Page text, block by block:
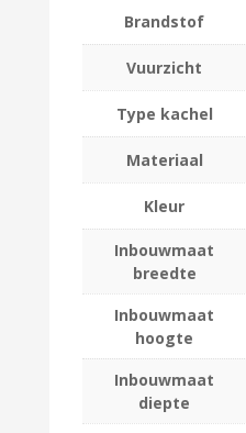
Brandstof
Vuurzicht
Type kachel
Materiaal
Kleur
Inbouwmaat
breedte
Inbouwmaat
hoogte
Inbouwmaat
diepte